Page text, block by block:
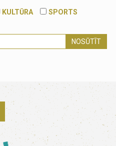
KULTŪRA
SPORTS
NOSŪTĪT